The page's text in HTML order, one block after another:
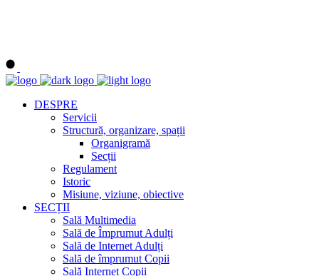
DESPRE
Servicii
Structură, organizare, spații
Organigramă
Secții
Regulament
Istoric
Misiune, viziune, obiective
SECȚII
Sală Multimedia
Sală de Împrumut Adulți
Sală de Internet Adulți
Sală de împrumut Copii
Sală Internet Copii